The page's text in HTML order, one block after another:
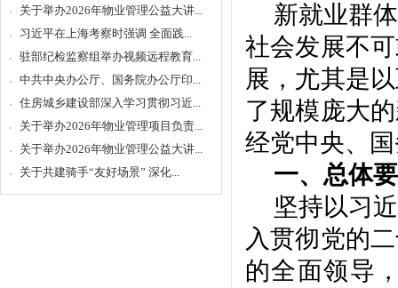
关于举办2026年物业管理公益大讲...
习近平在上海考察时强调 全面践...
驻部纪检监察组举办视频远程教育...
中共中央办公厅、国务院办公厅印...
住房城乡建设部深入学习贯彻习近...
关于举办2026年物业管理项目负责...
关于举办2026年物业管理公益大讲...
关于共建骑手“友好场景” 深化...
新就业群
社会发展不
展，尤其是
了规模庞大
经党中央、
一、总体
坚持以习
入贯彻党的
的全面领导